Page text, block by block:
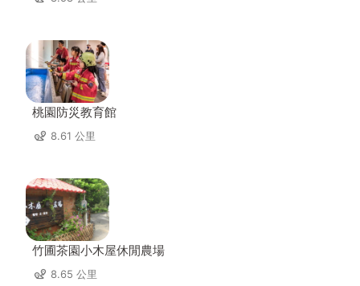
桃園防災教育館
8.61 公里
竹圃茶園小木屋休閒農場
8.65 公里